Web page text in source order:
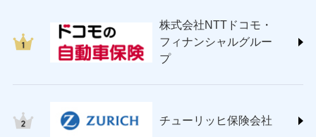
ＳＯＭＰＯダイレクト損害保険株式会社
(https://www.sompo-direct.co.jp/)
チューリッヒ保険会社 (https://www.zurich.co.jp/)
(https://www.nisshinfire.co.jp/)
株式会社NTTドコモ・
フィナンシャルグルー
プ
チューリッヒ保険会社